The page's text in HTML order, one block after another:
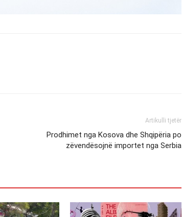
Artikulli tjetër
Prodhimet nga Kosova dhe Shqipëria po
zëvendësojnë importet nga Serbia